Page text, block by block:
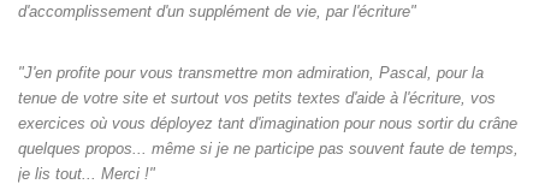
d'accomplissement d'un supplément de vie, par l'écriture"
"J'en profite pour vous transmettre mon admiration, Pascal, pour la
tenue de votre site et surtout vos petits textes d'aide à l'écriture, vos
exercices où vous déployez tant d'imagination pour nous sortir du crâne
quelques propos... même si je ne participe pas souvent faute de temps,
je lis tout... Merci !"